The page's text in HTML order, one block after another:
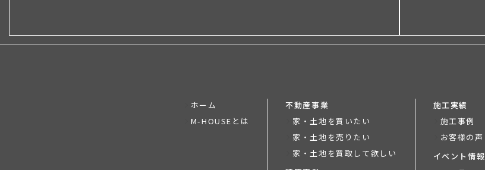
ホーム
M-HOUSEとは
不動産事業
家・土地を買いたい
家・土地を売りたい
家・土地を買取して欲しい
施工実績
施工事例
お客様の声
イベント情報